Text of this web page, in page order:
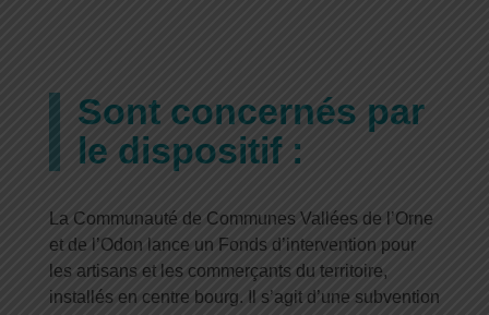
Sont concernés par
le dispositif :
La Communauté de Communes Vallées de l’Orne
et de l’Odon lance un Fonds d’intervention pour
les artisans et les commerçants du territoire,
installés en centre bourg. Il s’agit d’une subvention